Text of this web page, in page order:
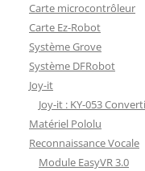
Carte microcontrôleur
Carte Ez-Robot
Système Grove
Système DFRobot
Joy-it
Joy-it : KY-053
Matériel Pololu
Reconnaissance Vocale
Module EasyVR 3.0